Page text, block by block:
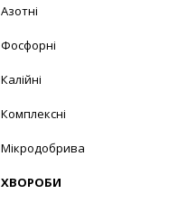
Азотні
Фосфорні
Калійні
Комплексні
Мікродобрива
ХВОРОБИ